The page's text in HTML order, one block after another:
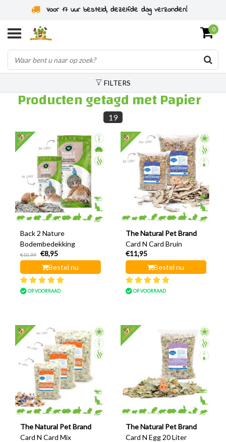
Voor 17 uur besteld, dezelfde dag verzonden!
0
FILTERS
Producten getagd met Papier
19
Back 2 Nature
Bodembedekking
€10,99
€8,95
Bestel nu
OP VOORRAAD
The Natural Pet Brand
Card N Card Bruin
€11,95
Bestel nu
OP VOORRAAD
The Natural Pet Brand
Card N Card Mix
The Natural Pet Brand
Card N Egg 20 Liter